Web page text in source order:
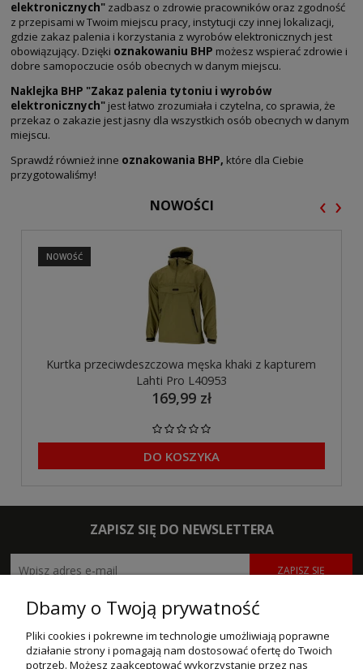
elektronicznych" zadbasz o zdrowie pracowników oraz zgodność
z przepisami w Twoim miejscu pracy, instytucji czy innej lokalizacji,
gdzie zakaz palenia i korzystania z wyrobów elektronicznych jest
obowiązujący. Dzięki oznakowaniu BHP możesz wspierać zdrowie i
dobre samopoczucie osób obecnych w danym miejscu.
Naklejka BHP "Zakaz palenia tytoniu i wyrobów
elektronicznych" jest łatwo zrozumiała i czytelna, co sprawia, że
przekaz o zakazie jest jasny dla wszystkich osób obecnych w danym
miejscu.
Sprawdź również inne oznakowania BHP, które dla Ciebie
przygotowaliśmy!
NOWOŚCI
Kurtka przeciwdeszczowa męska khaki z kapturem
Lahti Pro L40953
169,99 zł
DO KOSZYKA
NOWOŚĆ
‹ ›
ZAPISZ SIĘ DO NEWSLETTERA
ZAPISZ SIĘ
POMOC
MOJE KONTO
Dbamy o Twoją prywatność
Pliki cookies i pokrewne im technologie umożliwiają poprawne
działanie strony i pomagają nam dostosować ofertę do Twoich
potrzeb. Możesz zaakceptować wykorzystanie przez nas